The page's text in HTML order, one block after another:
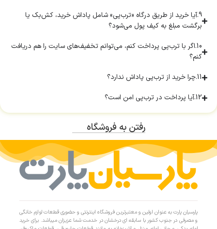
9.آیا خرید از طریق درگاه «ترب‌پی» شامل پاداش خرید، کش‌بک یا
برگشت مبلغ به کیف پول می‌شود؟
10.اگر با ترب‌پی پرداخت کنم، می‌توانم تخفیف‌های سایت را هم دریافت
کنم؟
11.چرا خرید از ترب‌پی پاداش ندارد؟
12.آیا پرداخت در ترب‌پی امن است؟
رفتن به فروشگاه
پارسیان پارت به عنوان اولین و معتبرترین فروشگاه اینترنتی و حضوری قطعات لوازم خانگی
و مصرفی در جنوب کشور با سابقه ای درخشان در خدمت شما عزیزان میباشد. برای خرید